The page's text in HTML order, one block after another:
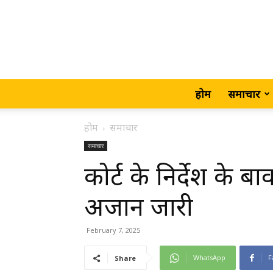
होम समाचार
होम समाचार
समाचार
कोर्ट के निर्देश के
अजान जारी
February 7, 2025
Share WhatsApp